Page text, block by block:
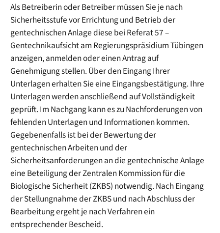
Als Betreiberin oder Betreiber müssen Sie je nach
Sicherheitsstufe vor Errichtung und Betrieb der
gentechnischen Anlage diese bei Referat 57 –
Gentechnikaufsicht am Regierungspräsidium Tübingen
anzeigen, anmelden oder einen Antrag auf
Genehmigung stellen. Über den Eingang Ihrer
Unterlagen erhalten Sie eine Eingangsbestätigung. Ihre
Unterlagen werden anschließend auf Vollständigkeit
geprüft. Im Nachgang kann es zu Nachforderungen von
fehlenden Unterlagen und Informationen kommen.
Gegebenenfalls ist bei der Bewertung der
gentechnischen Arbeiten und der
Sicherheitsanforderungen an die gentechnische Anlage
eine Beteiligung der Zentralen Kommission für die
Biologische Sicherheit (ZKBS) notwendig. Nach Eingang
der Stellungnahme der ZKBS und nach Abschluss der
Bearbeitung ergeht je nach Verfahren ein
entsprechender Bescheid.